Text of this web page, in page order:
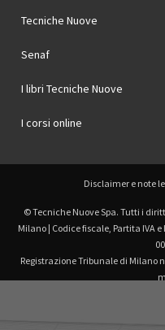
Tecniche Nuove
Senaf
I libri Tecniche Nuove
I corsi online
Disclaimer e note
© Tecniche Nuove Spa. Tutti i
Milano | Codice fiscale, Partita IVA
Registrazione Tribunale di Milano